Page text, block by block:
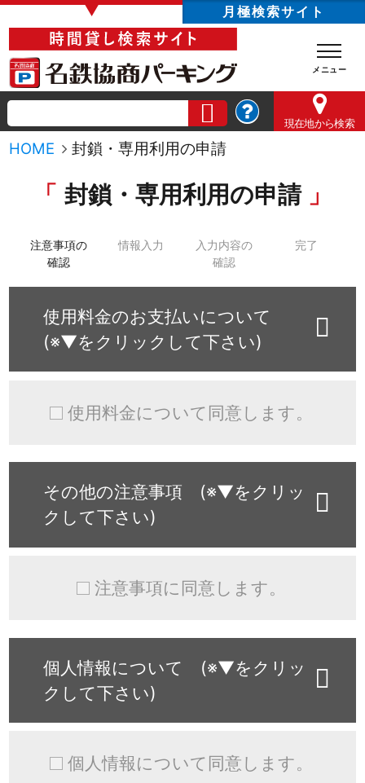
▼ 月極検索サイト
現在地から検索
HOME 封鎖・専用利用の申請
封鎖・専用利用の申請
注意事項の
確認
情報入力
入力内容の
確認
完了
使用料金のお支払いについて
(※▼をクリックして下さい)
使用料金について同意します。
その他の注意事項 (※▼をクリッ
クして下さい)
注意事項に同意します。
個人情報について (※▼をクリッ
クして下さい)
個人情報について同意します。